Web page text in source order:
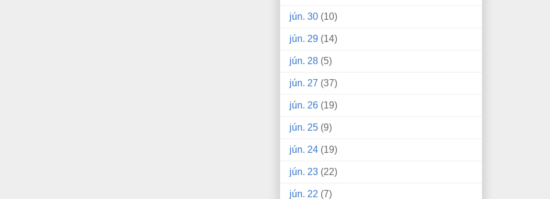
jún. 30 (10)
jún. 29 (14)
jún. 28 (5)
jún. 27 (37)
jún. 26 (19)
jún. 25 (9)
jún. 24 (19)
jún. 23 (22)
jún. 22 (7)